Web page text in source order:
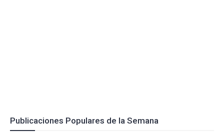
Publicaciones Populares de la Semana